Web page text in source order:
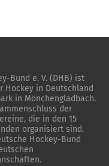
Bund e. V. (DHB) ist
Hockey in Deutschland
in Mönchengladbach.
der
die in den 15
organisiert sind.
Hockey-Bund